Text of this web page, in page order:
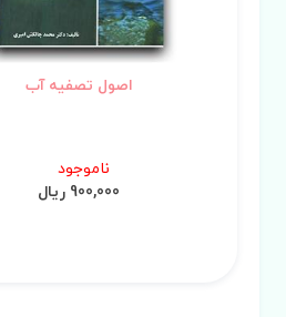
اصول تصفیه آب
ناموجود
900,000 ریال